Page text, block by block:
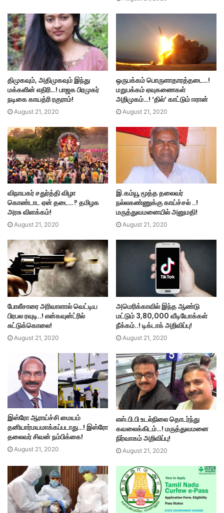
திமுகவும், அதிமுகவும் இந்து
மக்களின் எதிரி…! பாஜக பிரமுகர்
நடிகை காயத்ரி ரகுராம்!
August 21, 2020
ஒருபக்கம் பொருளாதாரத்தடை…!
மறுபக்கம் ஏவுகணைகள்
அறிமுகம்…! ‘தில்’ காட்டும் ஈரான்
August 21, 2020
விநாயகர் சதுர்த்தி விழா
கொண்டாட ஏன் தடை…? தமிழக
அரசு விளக்கம்!
August 21, 2020
இ.கம்யூ மூத்த தலைவர்
நல்லகண்ணுக்கு காய்ச்சல் ..!
மருத்துவமனையில் அனுமதி!
August 21, 2020
போலீசாரை அரிவாளால் வெட்டிய
பிரபல ரவுடி..! என்கவுன்ட்ரில்
சுட்டுக்கொலை!
August 21, 2020
அமெரிக்காவில் இந்த ஆண்டு
மட்டும் 3,80,000 வீடியோக்கள்
நீக்கம்..! டிக்டாக் அறிவிப்பு!
August 21, 2020
இஸ்ரோ ஆராய்ச்சி மையம்
தனியார்மயமாக்கப்படாது…! இஸ்ரோ
தலைவர் சிவன் நம்பிக்கை!
August 21, 2020
எஸ்.பி.பி உடல்நிலை தொடர்ந்து
கவலைக்கிடம்…! மருத்துவமனை
நிர்வாகம் அறிவிப்பு!
August 21, 2020